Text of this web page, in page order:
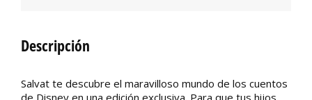
Descripción
Salvat te descubre el maravilloso mundo de los cuentos